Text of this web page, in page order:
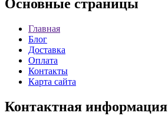
Основные страницы
Главная
Блог
Доставка
Оплата
Контакты
Карта сайта
Контактная информация